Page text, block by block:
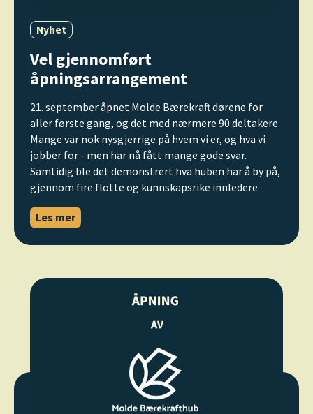
Nyhet
Vel gjennomført
åpningsarrangement
21. september åpnet Molde Bærekraft dørene for
aller første gang, og det med nærmere 90 deltakere.
Mange var nok nysgjerrige på hvem vi er, og hva vi
jobber for - men har nå fått mange gode svar.
Samtidig ble det demonstrert hva huben har å by på,
gjennom fire flotte og kunnskapsrike innledere.
Les mer